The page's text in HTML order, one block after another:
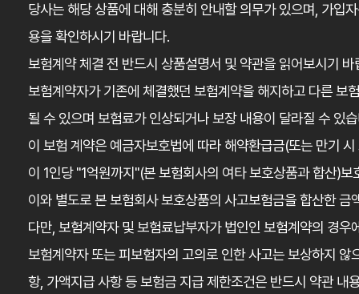
당사는 해당 상품에 대해 충분히 안내할 의무가 있으며, 가입
용을 확인하시기 바랍니다.
보험계약 체결 전 반드시 상품설명서 및 약관을 읽어보시기 바
보험계약자가 기존에 체결했던 보험계약을 해지하고 다른 보
될 수 있으며 보험료가 인상되거나 보장 내용이 달라질 수 있
이 보험 계약은 예금자보호법에 따라 해약환급금(또는 만기
이 1인당 "1억원까지"(본 보험회사의 여타 보호상품과 합산)보
이와 별도로 본 보험회사 보호상품의 사고보험금을 합산한 금
다만, 보험계약자 및 보험료납부자가 법인인 보험계약의 경우
보험계약자 또는 피보험자의 고의로 인한 사고는 보상하지 않
항, 가액지급 사항 등 보험금 지급 제한조건은 반드시 약관 내